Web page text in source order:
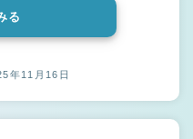
る
年11月16日